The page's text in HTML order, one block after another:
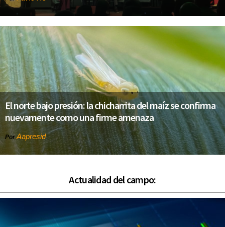
El norte bajo presión: la chicharrita del maíz se confirma
nuevamente como una firme amenaza
Por Aapresid
Actualidad del campo: